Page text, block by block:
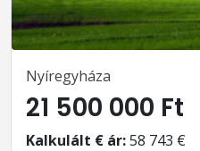
Nyíregyháza
21 500 000 Ft
Kalkulált € ár:58 743 €